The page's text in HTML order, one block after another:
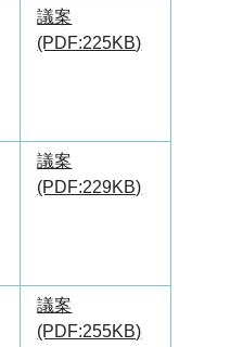
議案
(PDF:225KB)
議案
(PDF:229KB)
議案
(PDF:255KB)